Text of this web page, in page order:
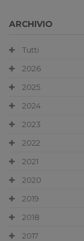
ARCHIVIO
Tutti
2026
2025
2024
2023
2022
2021
2020
2019
2018
2017